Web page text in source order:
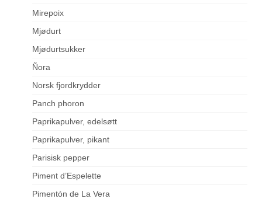
Mirepoix
Mjødurt
Mjødurtsukker
Ñora
Norsk fjordkrydder
Panch phoron
Paprikapulver, edelsøtt
Paprikapulver, pikant
Parisisk pepper
Piment d’Espelette
Pimentón de La Vera